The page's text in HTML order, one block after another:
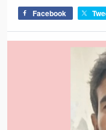
Facebook